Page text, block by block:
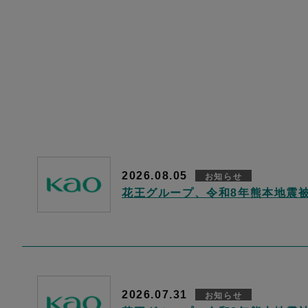
2026.08.05 お知らせ
花王グループ、令和8年熊本地震
2026.07.31 お知らせ